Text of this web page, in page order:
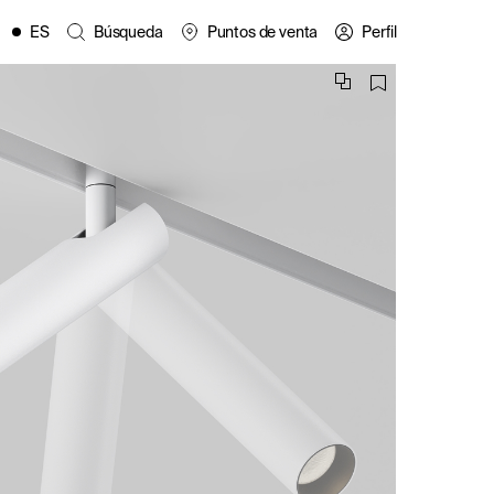
DE
ES Búsqueda Puntos de venta Perfil